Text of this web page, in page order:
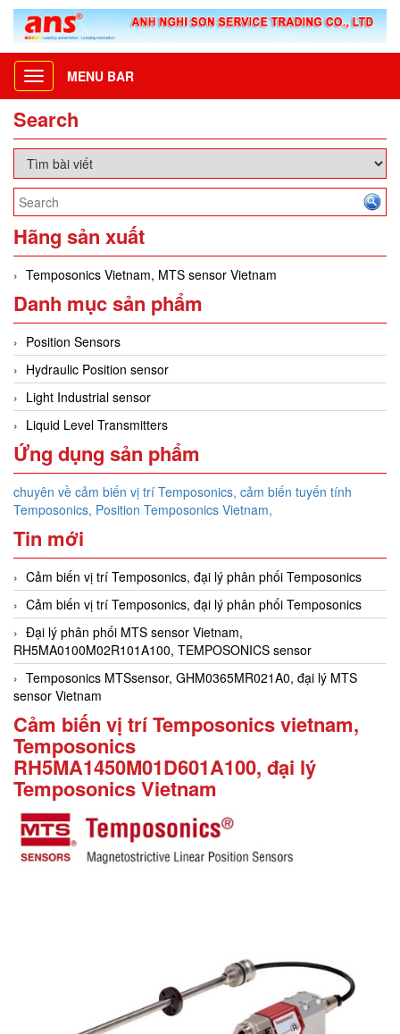
Toggle
navigation
MENU BAR
Search
Hãng sản xuất
Temposonics Vietnam, MTS sensor Vietnam
Danh mục sản phẩm
Position Sensors
Hydraulic Position sensor
Light Industrial sensor
Liquid Level Transmitters
Ứng dụng sản phẩm
chuyên về cảm biến vị trí Temposonics, cảm biến tuyến tính
Temposonics, Position Temposonics Vietnam,
Tin mới
Cảm biến vị trí Temposonics, đại lý phân phối Temposonics
Cảm biến vị trí Temposonics, đại lý phân phối Temposonics
Đại lý phân phối MTS sensor Vietnam,
RH5MA0100M02R101A100, TEMPOSONICS sensor
Temposonics MTSsensor, GHM0365MR021A0, đại lý MTS
sensor Vietnam
Cảm biến vị trí Temposonics vietnam,
Temposonics
RH5MA1450M01D601A100, đại lý
Temposonics Vietnam